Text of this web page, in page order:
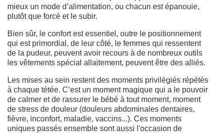
mieux un mode d’alimentation, ou chacun est épanouie,
plutôt que forcé et le subir.
Bien sûr, le confort est essentiel, outre le positionnement
qui est primordial, de leur côté, le femmes qui ressentent
de la pudeur, peuvent avoir recours à de nombreux outils
les vêtements spécial allaitement, peuvent être des alliés.
Les mises au sein restent des moments privilégiés répétés
à chaque tétée. C’est un moment magique qui a le pouvoir
de calmer et de rassurer le bébé à tout moment, moment
de stress de douleur (douleurs abdominales dentaires,
fièvre, inconfort, maladie, vaccins...). Ces moments
uniques passés ensemble sont aussi l'occasion de